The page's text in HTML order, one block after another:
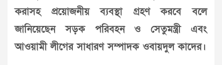
করাসহ প্রয়োজনীয় ব্যবস্থা গ্রহণ করবে বলে
জানিয়েছেন সড়ক পরিবহন ও সেতুমন্ত্রী এবং
আওয়ামী লীগের সাধারণ সম্পাদক ওবায়দুল কাদের।